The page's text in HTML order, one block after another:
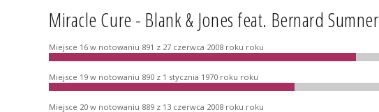
Miracle Cure - Blank & Jones feat. Bernard Sumner
Miejsce 16 w notowaniu 891 z 27 czerwca 2008 roku roku
Miejsce 19 w notowaniu 890 z 1 stycznia 1970 roku roku
Miejsce 20 w notowaniu 889 z 13 czerwca 2008 roku roku